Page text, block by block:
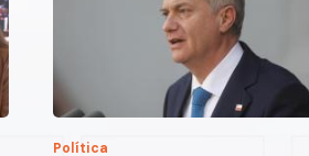
Política